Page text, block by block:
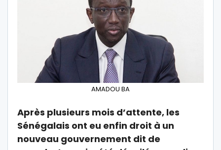
AMADOU BA
Après plusieurs mois d’attente, les
Sénégalais ont eu enfin droit à un
nouveau gouvernement dit de